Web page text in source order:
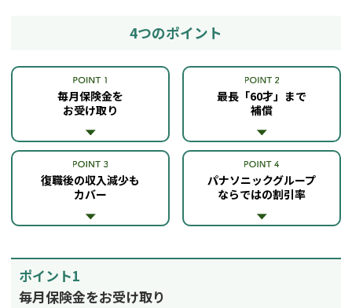
4つのポイント
毎月保険金を
お受け取り
最長「60才」まで
補償
復職後の収入減少も
カバー
パナソニックグループ
ならではの割引率
ポイント1
毎月保険金をお受け取り